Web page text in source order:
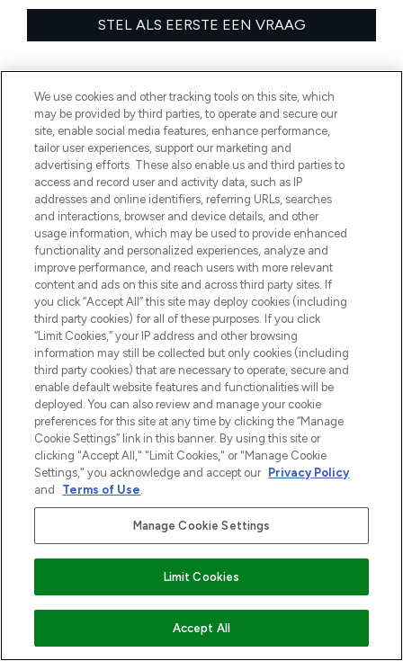
VOEG TOE AAN WINKELMANDJE
MELD JE AAN VOOR ONZE NIEUWSBRIEF
AANMELDEN
LOOKFANTASTIC is de ultieme online
beste huidverzorging, haarproducten en
make-up van meer dan 200 topmerken.
Shop online of via de app, met gratis
verzending vanaf €40.
Cookie-toestemming
We use cookies and other tracking tools on this site, which
may be provided by third parties, to operate and secure our
site, enable social media features, enhance performance,
tailor user experiences, support our marketing and
advertising efforts. These also enable us and third parties to
access and record user and activity data, such as IP
addresses and online identifiers, referring URLs, searches
and interactions, browser and device details, and other
usage information, which may be used to provide enhanced
functionality and personalized experiences, analyze and
improve performance, and reach users with more relevant
content and ads on this site and across third party sites. If
you click “Accept All” this site may deploy cookies (including
third party cookies) for all of these purposes. If you click
“Limit Cookies,” your IP address and other browsing
information may still be collected but only cookies (including
third party cookies) that are necessary to operate, secure and
enable default website features and functionalities will be
deployed. You can also review and manage your cookie
preferences for this site at any time by clicking the “Manage
Cookie Settings” link in this banner. By using this site or
clicking "Accept All," "Limit Cookies," or "Manage Cookie
Settings," you acknowledge and accept our Privacy Policy
and
Terms of Use.
Manage Cookie Settings
Limit Cookies
Accept All